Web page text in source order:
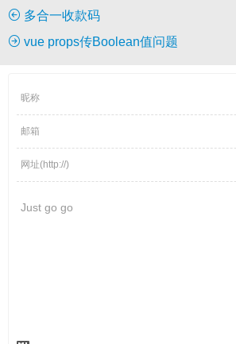
多合一收款码
vue props传Boolean值问题